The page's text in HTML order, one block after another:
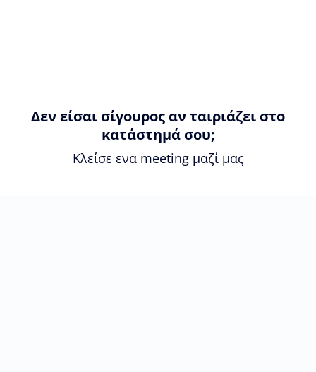
Δεν είσαι σίγουρος αν ταιριάζει στο
κατάστημά σου;
Κλείσε ενα meeting μαζί μας